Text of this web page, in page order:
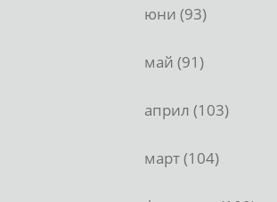
юни (93)
май (91)
април (103)
март (104)